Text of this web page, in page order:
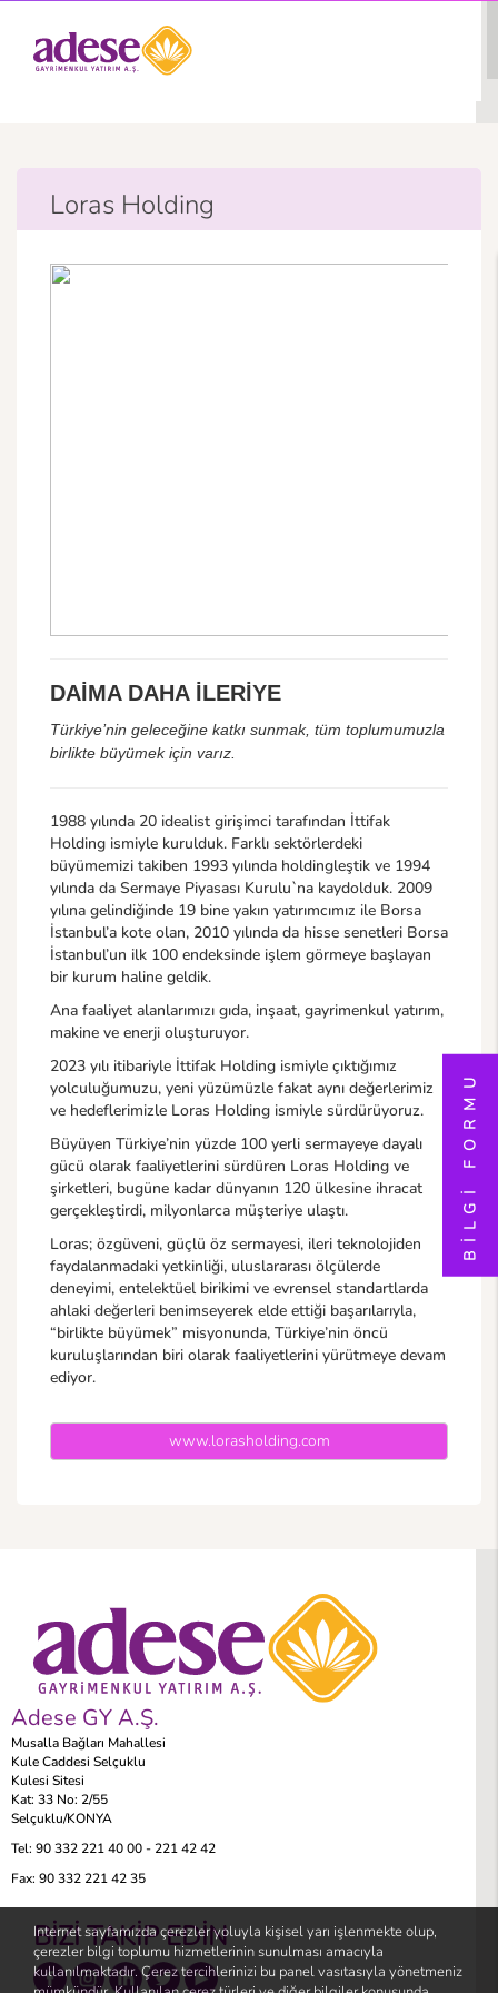
BİLGİ FORMU
Loras Holding
DAİMA DAHA İLERİYE
Türkiye’nin geleceğine katkı sunmak, tüm toplumumuzla
birlikte büyümek için varız.
1988 yılında 20 idealist girişimci tarafından İttifak
Holding ismiyle kurulduk. Farklı sektörlerdeki
büyümemizi takiben 1993 yılında holdingleştik ve 1994
yılında da Sermaye Piyasası Kurulu`na kaydolduk. 2009
yılına gelindiğinde 19 bine yakın yatırımcımız ile Borsa
İstanbul’a kote olan, 2010 yılında da hisse senetleri Borsa
İstanbul’un ilk 100 endeksinde işlem görmeye başlayan
bir kurum haline geldik.
Ana faaliyet alanlarımızı gıda, inşaat, gayrimenkul yatırım,
makine ve enerji oluşturuyor.
2023 yılı itibariyle İttifak Holding ismiyle çıktığımız
yolculuğumuzu, yeni yüzümüzle fakat aynı değerlerimiz
ve hedeflerimizle Loras Holding ismiyle sürdürüyoruz.
Büyüyen Türkiye’nin yüzde 100 yerli sermayeye dayalı
gücü olarak faaliyetlerini sürdüren Loras Holding ve
şirketleri, bugüne kadar dünyanın 120 ülkesine ihracat
gerçekleştirdi, milyonlarca müşteriye ulaştı.
Loras; özgüveni, güçlü öz sermayesi, ileri teknolojiden
faydalanmadaki yetkinliği, uluslararası ölçülerde
deneyimi, entelektüel birikimi ve evrensel standartlarda
ahlaki değerleri benimseyerek elde ettiği başarılarıyla,
“birlikte büyümek” misyonunda, Türkiye’nin öncü
kuruluşlarından biri olarak faaliyetlerini yürütmeye devam
ediyor.
www.lorasholding.com
Adese GY A.Ş.
Musalla Bağları Mahallesi
Kule Caddesi Selçuklu
Kulesi Sitesi
Kat: 33 No: 2/55
Selçuklu/KONYA
Tel: 90 332 221 40 00 - 221 42 42
Fax: 90 332 221 42 35
BİZİ TAKİP EDİN
Internet sayfamızda çerezler yoluyla kişisel yarı işlenmekte olup,
çerezler bilgi toplumu hizmetlerinin sunulması amacıyla
kullanılmaktadır. Çerez tercihlerinizi bu panel vasıtasıyla yönetmeniz